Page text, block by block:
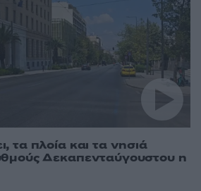
τα πλοία και τα νησιά
Δεκαπενταύγουστου η